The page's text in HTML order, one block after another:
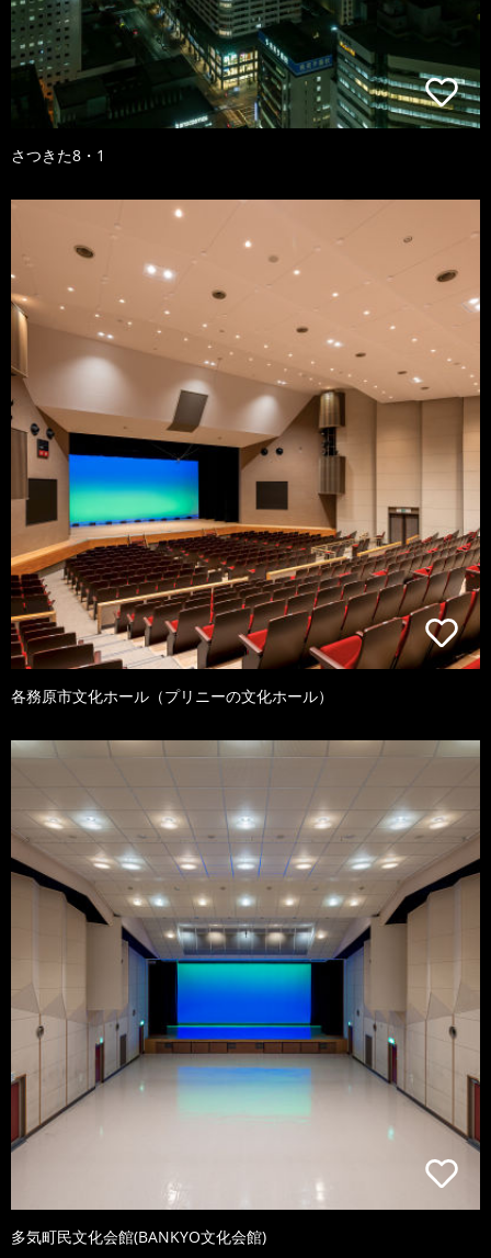
さつきた8・1
各務原市文化ホール（プリニーの文化ホール）
多気町民文化会館(BANKYO文化会館)